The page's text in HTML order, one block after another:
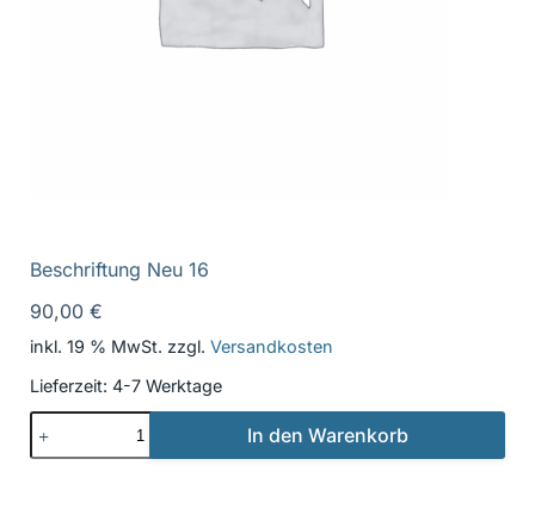
Beschriftung Neu 16
90,00 €
inkl. 19 % MwSt. zzgl. Versandkosten
Lieferzeit: 4-7 Werktage
Neu
In den Warenkorb